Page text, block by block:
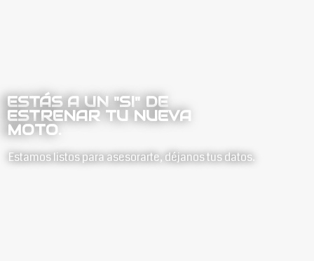
ESTÁS A UN "SI" DE
ESTRENAR TU NUEVA
MOTO.
Estamos listos para asesorarte, déjanos tus datos.